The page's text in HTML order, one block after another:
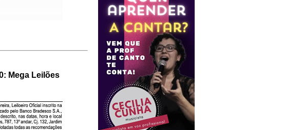
Mega Leilões